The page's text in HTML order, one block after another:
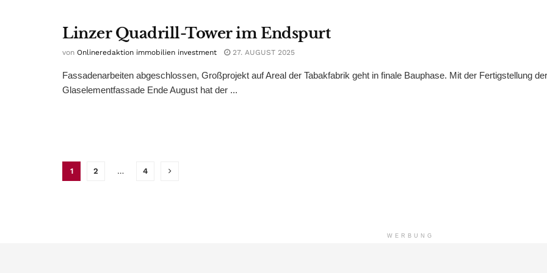
Linzer Quadrill-Tower im Endspurt
von Onlineredaktion immobilien investment 27. AUGUST 2025
Fassadenarbeiten abgeschlossen, Großprojekt auf Areal der Tabakfabrik geht in finale Bauphase. Mit der Fertigstellung der
Glaselementfassade Ende August hat der ...
1 2 … 4
WERBUNG